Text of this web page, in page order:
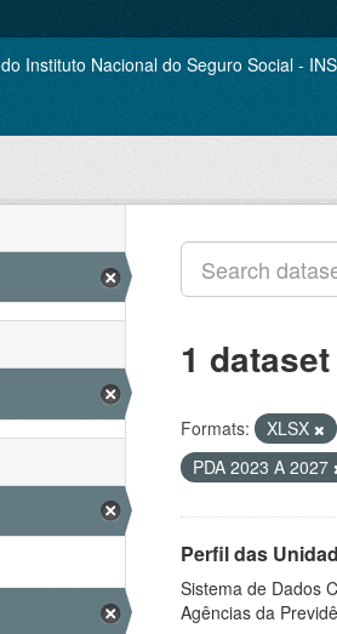
1
Formats: XLSX
PDA 2023 A 2027
Perfil das
Sistema de Dados
Agências da